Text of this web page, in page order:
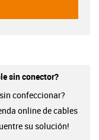
sin conector?
confeccionar?
online de cables
su solución!